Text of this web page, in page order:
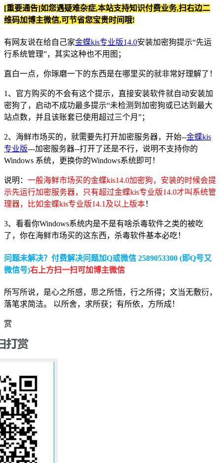
[重要通告]如您遇疑难杂症,本站支持知识付费业务,扫右边二
维码加博主微信,可节省您宝贵时间哦!
有网友说在给自己家金蝶kis专业版14.0安装加密狗提示“先运
行系统管理”，其实这种也不用图；
直白一点，你琢磨一下的东西是在哪里买的就非常好理解了！
1、官方购买的不会有这个提示，直接安装软件就自动安装加
密狗了，启动不成功最多提示“未检测到加密狗或已达到最大
站点数，并且该账套已使用超过三个月”；
2、海鲜市场买的，就需要先打开加密服务器，开始--金蝶kis
专业版---加密服务器--打开了还是不行，说明不支持你的
Windows 系统，更换你的Windows系统即可！
说明： 一般海鲜市场买的金蝶kis14.0加密狗，安装的时候会提
示先运行加密服务器，只有超过金蝶kis专业版14.0才叫系统管
理器，比如金蝶kis专业版14.1及以上版本！
3、看看你Windows系统内是不是有啥杀毒软件之类的被吃
了，你在海鲜市场买的这东西，杀毒软件基本必吃！
问题未解决？付费解决问题加Q或微信 2589053300 (即Q号又
微信号)右上方扫一扫可加博主微信
所写所说，是心之所感，思之所悟，行之所得；文当无敷衍，
落笔求简洁。 以所舍，求所获；有所依，方所成！
赏